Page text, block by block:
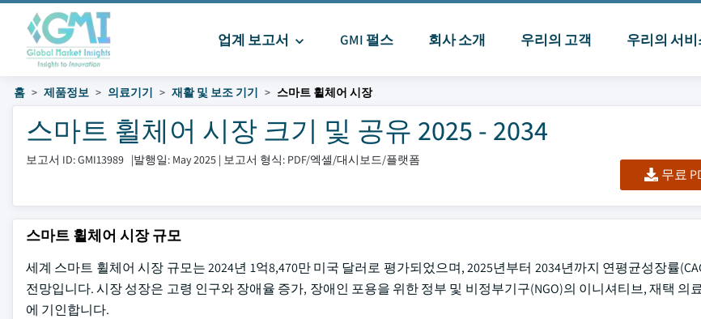
업계 보고서 GMI 펄스 회사 소개 우리의 고객 우리의 서
홈 제품정보 의료기기 재활 및 보조 기기 스마트 휠체어 시장
스마트 휠체어 시장 크기 및 공유 2025 - 2034
보고서 ID: GMI13989 |발행일: May 2025 | 보고서 형식: PDF/엑셀/대시보드/플랫폼
무료
스마트 휠체어 시장 규모
세계 스마트 휠체어 시장 규모는 2024년 1억8,470만 미국 달러로 평가되었으며, 2025년부터 2034년까지 연평균성장률
전망입니다. 시장 성장은 고령 인구와 장애율 증가, 장애인 포용을 위한 정부 및 비정부기구(NGO)의 이니셔티브, 재택 의
에 기인합니다.